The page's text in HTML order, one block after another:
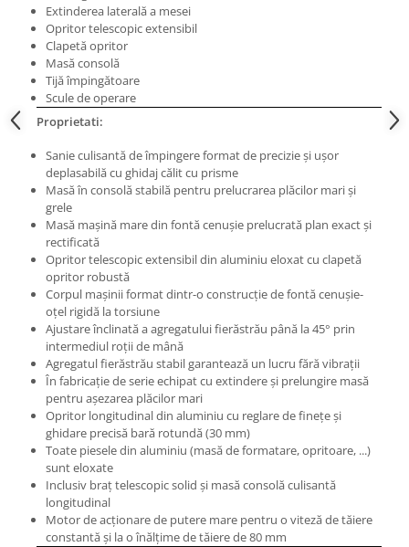
Masini electrice de filetat
Exhaustor pentru aschii metal
Masini de gaurit cu talpa
magnetica
Instalatii de spalare a pieselor
Lame de ferastrau cu varf din
carbura
Lame de ferăstrău cu acoperire
TiN
Panze de taiere cu banda verticala
ferastraie
Roti de lustruit
Standuri pentru ferăstraie cu
bandă
Standuri pentru mașini de găurit și
frezat
Standuri pentru mașini de șlefuit
Standuri pentru strunguri metal
Unelte striere
Extinderea laterală a mesei
Opritor telescopic extensibil
Clapetă opritor
Masă consolă
Tijă împingătoare
Scule de operare
Proprietati:
Sanie culisantă de împingere format de precizie şi uşor
deplasabilă cu ghidaj călit cu prisme
Masă în consolă stabilă pentru prelucrarea plăcilor mari şi
grele
Masă maşină mare din fontă cenuşie prelucrată plan exact şi
rectificată
Opritor telescopic extensibil din aluminiu eloxat cu clapetă
opritor robustă
Corpul maşinii format dintr-o construcţie de fontă cenuşie-
oţel rigidă la torsiune
Ajustare înclinată a agregatului fierăstrău până la 45° prin
intermediul roţii de mână
Agregatul fierăstrău stabil garantează un lucru fără vibraţii
În fabricaţie de serie echipat cu extindere şi prelungire masă
pentru aşezarea plăcilor mari
Opritor longitudinal din aluminiu cu reglare de fineţe şi
ghidare precisă bară rotundă (30 mm)
Toate piesele din aluminiu (masă de formatare, opritoare, ...)
sunt eloxate
Inclusiv braţ telescopic solid şi masă consolă culisantă
longitudinal
Motor de acţionare de putere mare pentru o viteză de tăiere
constantă şi la o înălţime de tăiere de 80 mm